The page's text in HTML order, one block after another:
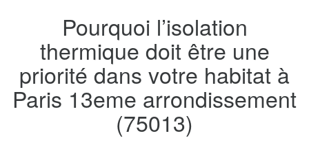
Pourquoi l’isolation
thermique doit être une
priorité dans votre habitat à
Paris 13eme arrondissement
(75013)